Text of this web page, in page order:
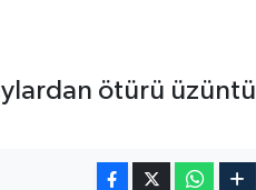
ötürü üzüntü